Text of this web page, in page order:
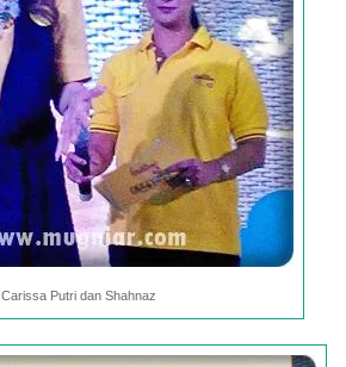
Carissa Putri dan Shahnaz